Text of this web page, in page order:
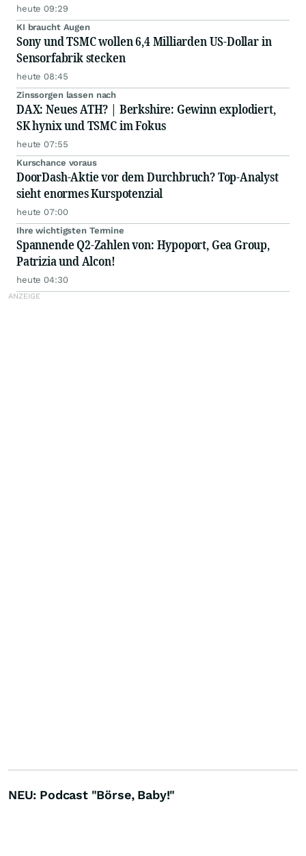
heute 09:29
KI braucht Augen
Sony und TSMC wollen 6,4 Milliarden US-Dollar in
Sensorfabrik stecken
heute 08:45
Zinssorgen lassen nach
DAX: Neues ATH? | Berkshire: Gewinn explodiert,
SK hynix und TSMC im Fokus
heute 07:55
Kurschance voraus
DoorDash-Aktie vor dem Durchbruch? Top-Analyst
sieht enormes Kurspotenzial
heute 07:00
Ihre wichtigsten Termine
Spannende Q2-Zahlen von: Hypoport, Gea Group,
Patrizia und Alcon!
heute 04:30
NEU: Podcast "Börse, Baby!"